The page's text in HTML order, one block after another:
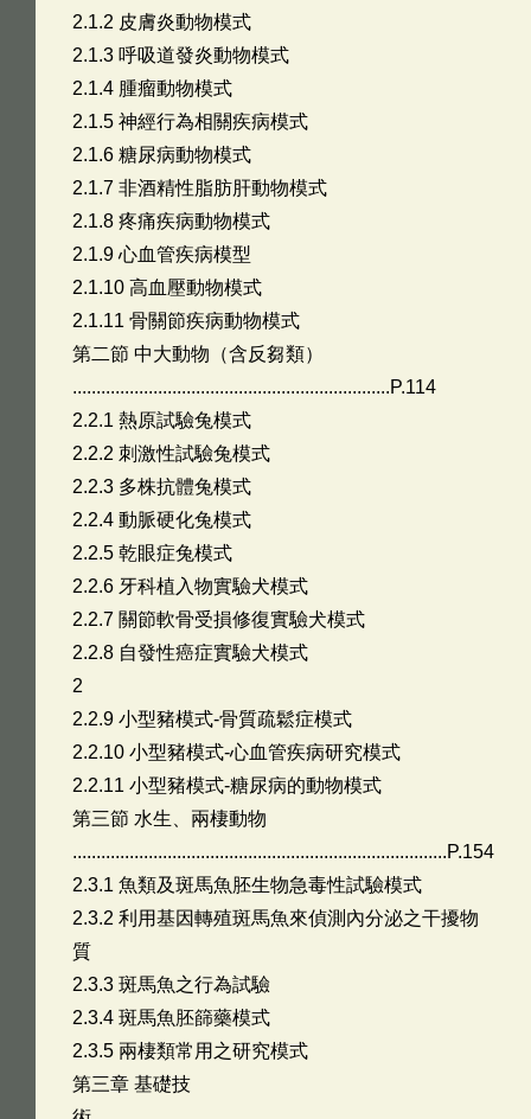
2.1.2 皮膚炎動物模式
2.1.3 呼吸道發炎動物模式
2.1.4 腫瘤動物模式
2.1.5 神經行為相關疾病模式
2.1.6 糖尿病動物模式
2.1.7 非酒精性脂肪肝動物模式
2.1.8 疼痛疾病動物模式
2.1.9 心血管疾病模型
2.1.10 高血壓動物模式
2.1.11 骨關節疾病動物模式
第二節 中大動物（含反芻類）
...................................................................P.114
2.2.1 熱原試驗兔模式
2.2.2 刺激性試驗兔模式
2.2.3 多株抗體兔模式
2.2.4 動脈硬化兔模式
2.2.5 乾眼症兔模式
2.2.6 牙科植入物實驗犬模式
2.2.7 關節軟骨受損修復實驗犬模式
2.2.8 自發性癌症實驗犬模式
2
2.2.9 小型豬模式-骨質疏鬆症模式
2.2.10 小型豬模式-心血管疾病研究模式
2.2.11 小型豬模式-糖尿病的動物模式
第三節 水生、兩棲動物
...............................................................................P.154
2.3.1 魚類及斑馬魚胚生物急毒性試驗模式
2.3.2 利用基因轉殖斑馬魚來偵測內分泌之干擾物
質
2.3.3 斑馬魚之行為試驗
2.3.4 斑馬魚胚篩藥模式
2.3.5 兩棲類常用之研究模式
第三章 基礎技